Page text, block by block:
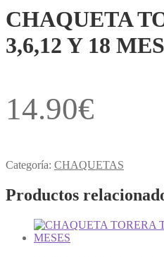
CHAQUETA
3,6,12 Y 18
14.90€
Categoría: CHAQUETAS
Productos